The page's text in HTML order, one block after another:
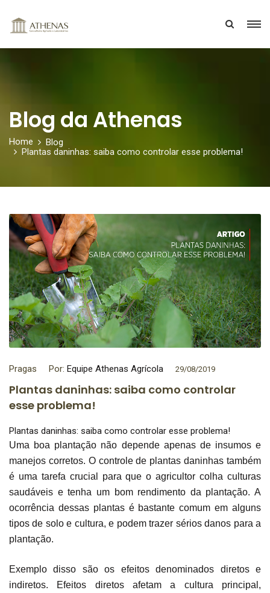
Blog da Athenas
Home
Blog
Plantas daninhas: saiba como controlar esse problema!
Pragas Por: Equipe Athenas Agrícola 29/08/2019
Plantas daninhas: saiba como controlar
esse problema!
Plantas daninhas: saiba como controlar esse problema!
Uma boa plantação não depende apenas de insumos e
manejos corretos. O controle de plantas daninhas também
é uma tarefa crucial para que o agricultor colha culturas
saudáveis e tenha um bom rendimento da plantação. A
ocorrência dessas plantas é bastante comum em alguns
tipos de solo e cultura, e podem trazer sérios danos para a
plantação.
Exemplo disso são os efeitos denominados diretos e
indiretos. Efeitos diretos afetam a cultura principal,